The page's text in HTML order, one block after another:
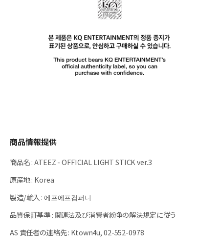
商品情報提供
商品名:ATEEZ - OFFICIAL LIGHT STICK ver.3
原産地: Korea
製造/輸入 :에프에프컴퍼니
品質保証基準: 関連法及び消費者紛争の解決規定に従う
AS 責任者の連絡先: Ktown4u, 02-552-0978